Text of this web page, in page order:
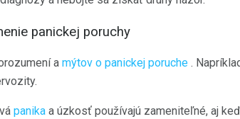
panickej poruchy
a mýtov o panickej poruche .
panika a úzkosť používajú zameniteľné, aj